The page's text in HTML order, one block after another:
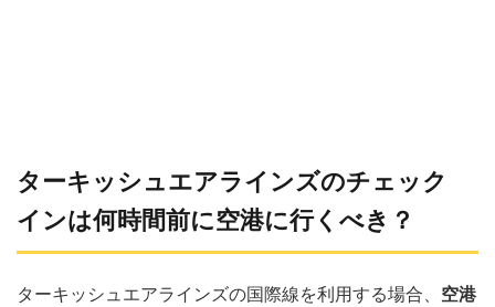
ターキッシュエアラインズのチェック
インは何時間前に空港に行くべき？
ターキッシュエアラインズの国際線を利用する場合、 空港